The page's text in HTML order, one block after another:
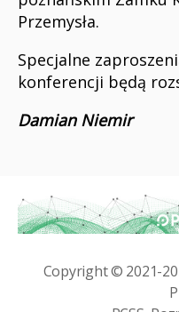
Przemysła.
Specjalne
konferencji będą
Damian Niemir
Copyright © 2021-